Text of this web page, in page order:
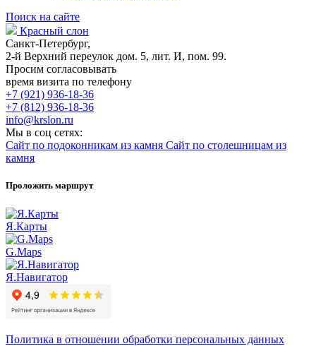
Поиск на сайте
Красный слон
Санкт-Петербург,
2-й Верхний переулок дом. 5, лит. И, пом. 99.
Просим согласовывать
время визита по телефону
+7 (921) 936-18-36
+7 (812) 936-18-36
info@krslon.ru
Мы в соц сетях:
Сайт по подоконникам из камня Сайт по столешницам из
камня
Проложить маршрут
Я.Карты
G.Maps
Я.Навигатор
Политика в отношении обработки персональных данных